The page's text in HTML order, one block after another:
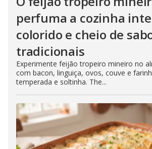
perfuma a cozinha
colorido e cheio de
tradicionais
Experimente feijão tropeiro mineiro no
com bacon, linguiça, ovos, couve e
temperada e soltinha. The...